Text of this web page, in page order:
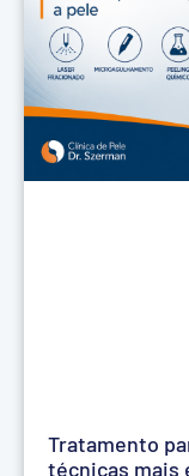
Tratamento
técnicas mais